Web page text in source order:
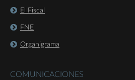
El Fiscal
FNE
Organigrama
COMUNICACIONES